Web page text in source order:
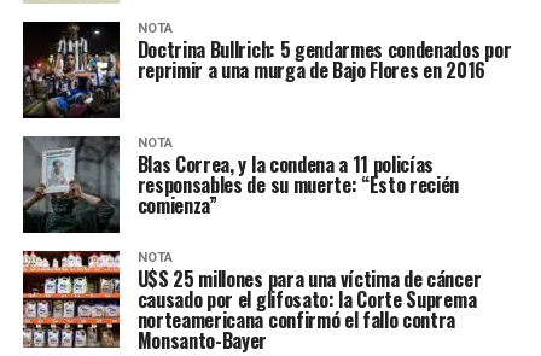
NOTA
Doctrina Bullrich: 5 gendarmes condenados por
reprimir a una murga de Bajo Flores en 2016
NOTA
Blas Correa, y la condena a 11 policías
responsables de su muerte: “Esto recién
comienza”
NOTA
U$S 25 millones para una víctima de cáncer
causado por el glifosato: la Corte Suprema
norteamericana confirmó el fallo contra
Monsanto-Bayer